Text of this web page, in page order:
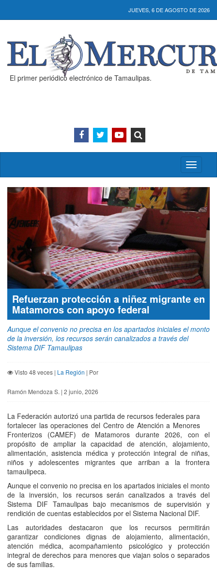
JUEVES, 6 DE AGOSTO DE 2026
El primer periódico electrónico de Tamaulipas.
Activar/
menú
Refuerzan protección a niñez migrante en
Matamoros con apoyo federal
Aunque el convenio no precisa en los apartados iniciales el monto
de la inversión, los recursos serán canalizados a través del
Sistema DIF Tamaulipas
Visto 48 veces | La Región | Por
Ramón Mendoza S. | 2 junio, 2026
La Federación autorizó una partida de recursos federales para
fortalecer las operaciones del Centro de Atención a Menores
Fronterizos (CAMEF) de Matamoros durante 2026, con el
propósito de ampliar la capacidad de atención, alojamiento,
alimentación, asistencia médica y protección integral de niñas,
niños y adolescentes migrantes que arriban a la frontera
tamaulipeca.
Aunque el convenio no precisa en los apartados iniciales el monto
de la inversión, los recursos serán canalizados a través del
Sistema DIF Tamaulipas bajo mecanismos de supervisión y
rendición de cuentas establecidos por el Sistema Nacional DIF.
Las autoridades destacaron que los recursos permitirán
garantizar condiciones dignas de alojamiento, alimentación,
atención médica, acompañamiento psicológico y protección
integral de derechos para menores que viajan solos o separados
de sus familias.